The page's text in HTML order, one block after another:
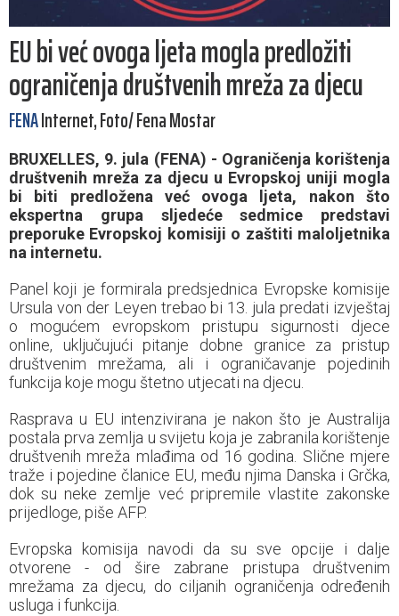
EU bi već ovoga ljeta mogla predložiti
ograničenja društvenih mreža za djecu
FENAInternet, Foto/ Fena Mostar
BRUXELLES, 9. jula (FENA) - Ograničenja korištenja
društvenih mreža za djecu u Evropskoj uniji mogla
bi biti predložena već ovoga ljeta, nakon što
ekspertna grupa sljedeće sedmice predstavi
preporuke Evropskoj komisiji o zaštiti maloljetnika
na internetu.
Panel koji je formirala predsjednica Evropske komisije
Ursula von der Leyen trebao bi 13. jula predati izvještaj
o mogućem evropskom pristupu sigurnosti djece
online, uključujući pitanje dobne granice za pristup
društvenim mrežama, ali i ograničavanje pojedinih
funkcija koje mogu štetno utjecati na djecu.
Rasprava u EU intenzivirana je nakon što je Australija
postala prva zemlja u svijetu koja je zabranila korištenje
društvenih mreža mlađima od 16 godina. Slične mjere
traže i pojedine članice EU, među njima Danska i Grčka,
dok su neke zemlje već pripremile vlastite zakonske
prijedloge, piše AFP.
Evropska komisija navodi da su sve opcije i dalje
otvorene - od šire zabrane pristupa društvenim
mrežama za djecu, do ciljanih ograničenja određenih
usluga i funkcija.